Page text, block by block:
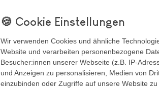
Wir verwenden Cookies und ähnliche
Website und verarbeiten personenbezogene
Besucher:innen unserer Webseite (z.B. IP-
und Anzeigen zu personalisieren, Medien von
einzubinden oder Zugriffe auf unsere Website